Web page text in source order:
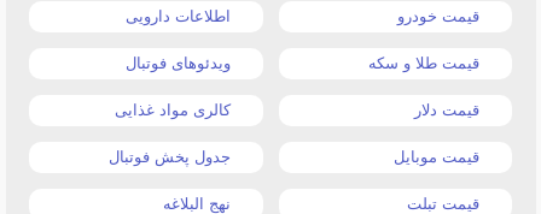
قیمت خودرو اطلاعات دارویی
قیمت طلا و سکه ویدئوهای فوتبال
قیمت دلار کالری مواد غذایی
قیمت موبایل جدول پخش فوتبال
قیمت تبلت نهج البلاغه